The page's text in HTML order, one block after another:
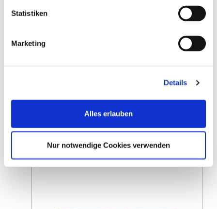
Statistiken
Marketing
Details
Alles erlauben
Nur notwendige Cookies verwenden
Zaunpfosten braun lasiert 1386, ca.
Pfosten
Produktempfehlungen